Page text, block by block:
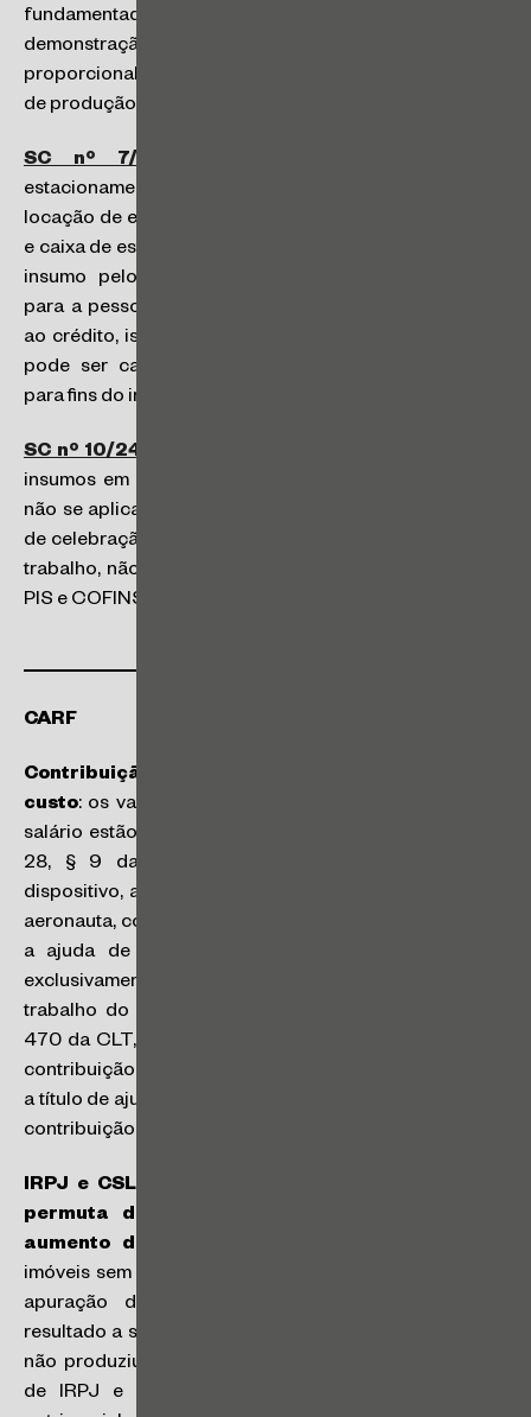
fundamentado em critérios racionais e com a
demonstração em sua contabilidade da atribuição
proporcional do crédito de PIS/COFINS às atividades
de produção de bens e de prestação de serviços.
SC nº 7/24
estacionamento e manobra de veículos de terceiros, a
locação de equipamentos para estruturação de guarita
e caixa de estacionamento não poderá ser considerada
insumo pelo contribuinte, não originando, portanto,
para a pessoa jurídica locatária desses bens o direito
ao crédito, isso porque a locação de bens móveis não
pode ser caracterizada como prestação de serviço
para fins do inciso II, art. 3º da Lei nº 10.833/03.
SC nº 10/24
insumos em virtude de exigência por imposição legal
não se aplica aos casos em que sua exigência decorre
de celebração de acordos ou convenções coletivas de
trabalho, não gerando, consequentemente, créditos de
PIS e COFINS para o contribuinte.
CARF
Contribuição Previdenciária sobre ajuda de
custo: os valores que não são considerados parte do
salário estão especificados no detalhamento do artigo
28, § 9 da Lei n°8.212/91. De acordo com esse
dispositivo, apenas as ajudas de custo recebidas pelo
aeronauta, conforme estipulado na Lei n° 5.929/1973, e
a ajuda de custo recebida em uma única parcela
exclusivamente por conta de mudança de local de
trabalho do empregado, conforme definido no artigo
470 da CLT, não são incluídas no cálculo da folha de
contribuição. Segundo o CARF, as demais verbas pagas
a título de ajuda de custo integram o salário para fins de
contribuição previdenciária. (Acórdão 2402-012.465)
IRPJ e CSLL – Lucro Presumido – Operação de
permuta de imóveis com integralização para
aumento do capital social
imóveis sem torna não é tributável pela sistemática de
apuração do lucro presumido, posto não haver
resultado a se apurar. Tem outras palavras, a operação
não produziu receita, não sendo possível a incidência
de IRPJ e da CSLL, pela ausência de acréscimo